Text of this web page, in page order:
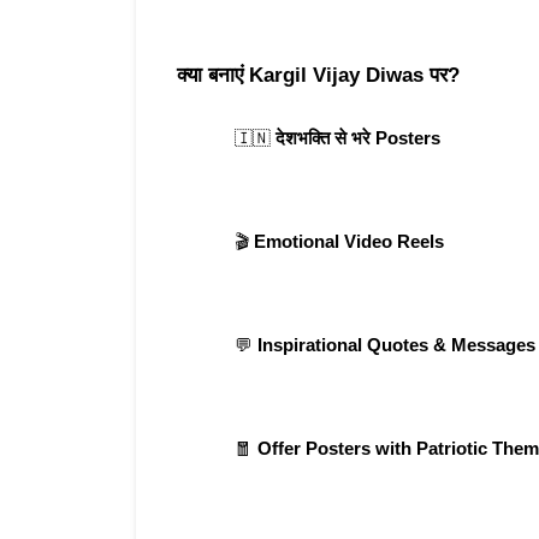
क्या बनाएं Kargil Vijay Diwas पर?
🇮🇳 देशभक्ति से भरे Posters
🎬 Emotional Video Reels
💬 Inspirational Quotes & Messages
🧧 Offer Posters with Patriotic